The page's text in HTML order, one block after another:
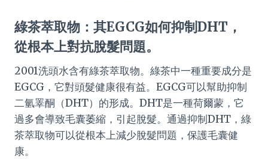
綠茶萃取物：其EGCG如何抑制DHT，
從根本上對抗脫髮問題。
2001洗頭水含有綠茶萃取物。綠茶中一種重要成分是
EGCG，它對頭髮健康很有益。EGCG可以幫助抑制
二氫睪酮（DHT）的形成。DHT是一種荷爾蒙，它
過多會導致毛囊萎縮，引起脫髮。通過抑制DHT，綠
茶萃取物可以從根本上減少脫髮問題，保護毛囊健
康。